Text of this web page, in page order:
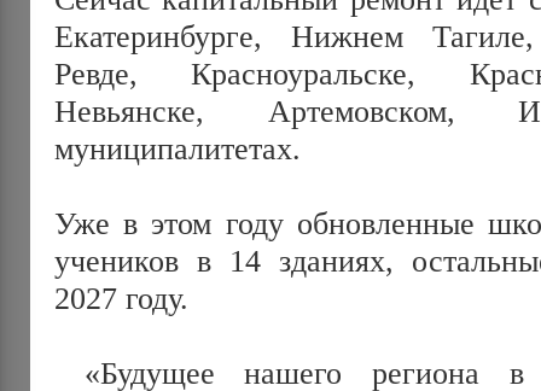
Екатеринбурге, Нижнем
Ревде, Красноуральске,
Невьянске,
муниципалитетах.
Уже в этом году обновленные
учеников в 14 зданиях,
2027 году.